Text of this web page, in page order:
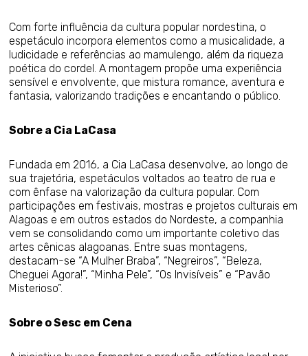
Com forte influência da cultura popular nordestina, o
espetáculo incorpora elementos como a musicalidade, a
ludicidade e referências ao mamulengo, além da riqueza
poética do cordel. A montagem propõe uma experiência
sensível e envolvente, que mistura romance, aventura e
fantasia, valorizando tradições e encantando o público.
Sobre a Cia LaCasa
Fundada em 2016, a Cia LaCasa desenvolve, ao longo de
sua trajetória, espetáculos voltados ao teatro de rua e
com ênfase na valorização da cultura popular. Com
participações em festivais, mostras e projetos culturais em
Alagoas e em outros estados do Nordeste, a companhia
vem se consolidando como um importante coletivo das
artes cênicas alagoanas. Entre suas montagens,
destacam-se “A Mulher Braba”, “Negreiros”, “Beleza,
Cheguei Agora!”, “Minha Pele”, “Os Invisíveis” e “Pavão
Misterioso”.
Sobre o Sesc em Cena